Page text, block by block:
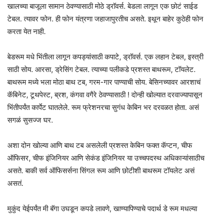
खालच्या बाजूला सामान ठेवण्यासाठी मोठे ड्रॉवर्स. बेडला लागून एक छोटं साईड
टेबल. त्यावर फोन. ही फोन यंत्रणा जहाजापुरतीच असते. इथून बाहेर कुठेही फोन
करता येत नाही.
बेडरूम मधे भिंतीला लागून कपड्यांसाठी कपाटे, ड्रॉवर्स. एक लहान टेबल, इस्त्री
साठी सोय. आरसा, ड्रेसिंग टेबल. त्याच्या पलीकडे प्रशस्त बाथरूम, टॉयलेट.
बाथरूम मध्ये भला मोठा बाथ टब, गरम-गार पाण्याची सोय. बेसिनच्यावर आरशाचं
कॅबिनेट, टूथपेस्ट, ब्रश, कंगवा वगैरे ठेवण्यासाठी ! दोन्ही खोल्यात दरवाज्यापासून
भिंतीपर्यंत कार्पेट घातलेले. रूम फ्रेशनरचा सुगंध केबिन भर दरवळत होता. असं
सगळं सुसज्ज घर.
अशा दोन खोल्या आणि बाथ टब असलेली प्रशस्त केबिन फक्त कॅप्टन, चीफ
ऑफिसर, चीफ इंजिनियर आणि सेकंड इंजिनियर या उच्चपदस्थ अधिकाऱ्यांसाठीच
असते. बाकी सर्व ऑफिसर्सना सिंगल रूम आणि छोटीशी बाथरूम टॉयलेट असं
असतं.
मुकुंद येईपर्यंत मी बॅगा उघडून कपडे लावणे, खाण्यापिण्याचे पदार्थ डे रूम मधल्या